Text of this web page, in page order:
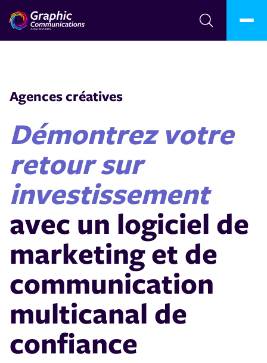
Agences créatives
Démontrez votre
retour sur
investissement
avec un logiciel de
marketing et de
communication
multicanal de
confiance